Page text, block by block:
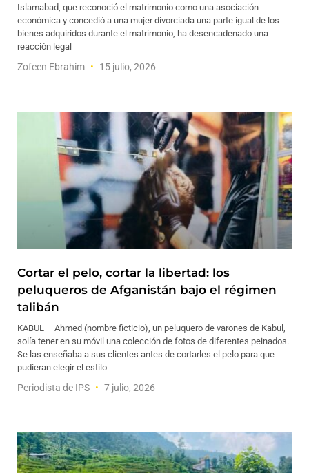
Islamabad, que reconoció el matrimonio como una asociación
económica y concedió a una mujer divorciada una parte igual de los
bienes adquiridos durante el matrimonio, ha desencadenado una
reacción legal
Zofeen Ebrahim 15 julio, 2026
Cortar el pelo, cortar la libertad: los
peluqueros de Afganistán bajo el régimen
talibán
KABUL – Ahmed (nombre ficticio), un peluquero de varones de Kabul,
solía tener en su móvil una colección de fotos de diferentes peinados.
Se las enseñaba a sus clientes antes de cortarles el pelo para que
pudieran elegir el estilo
Periodista de IPS 7 julio, 2026